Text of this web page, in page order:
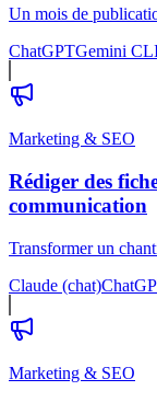
Un mois de
ChatGPTGemini
Marketing & SEO
Rédiger des
communication
Transformer un
Claude (chat)
Marketing & SEO